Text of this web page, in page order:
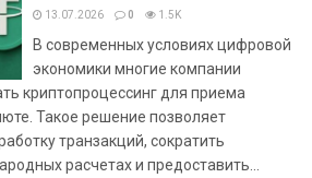
13.07.2026 0 1.5K
В современных условиях цифровой
экономики многие компании
криптопроцессинг для приема
Такое решение позволяет
транзакций, сократить
расчетах и предоставить...